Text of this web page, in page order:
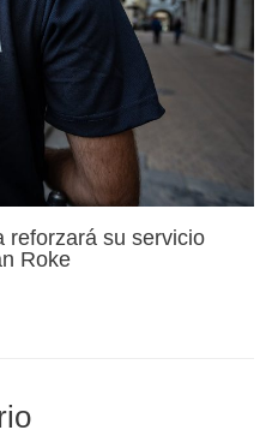
reforzará su servicio
Roke